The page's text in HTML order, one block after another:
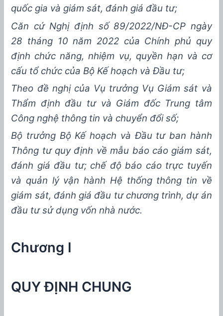
quốc gia và giám sát, đánh giá đầu tư;
Căn cứ Nghị định số 89/2022/NĐ-CP ngày
28 tháng 10năm2022 của Chính phủ quy
định chức năng, nhiệm vụ, quyền hạn và cơ
cấu tổ chức của Bộ Kế hoạch và Đầu tư;
Theo đề nghị của Vụ trưởng Vụ Giám sát và
Thẩm định đầu tư và Giám đốc Trung tâm
Công nghệ thông tin và chuyển đổi số;
Bộ trưởng Bộ Kế hoạch và Đầu tư ban hành
Thông tư quy định vềmẫu báo cáo giám sát,
đánh giá đầu tư; chế độ báo cáo trực tuyến
và quản lý vận hành Hệ thống thông tin về
giám sát, đánh giá đầu tư chương trình, dự án
đầu tư sử dụng vốn nhà nước.
Chương I
QUY ĐỊNH CHUNG